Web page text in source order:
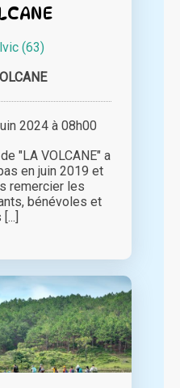
(63)
2024 à 08h00
"LA VOLCANE" a
en juin 2019 et
remercier les
bénévoles et